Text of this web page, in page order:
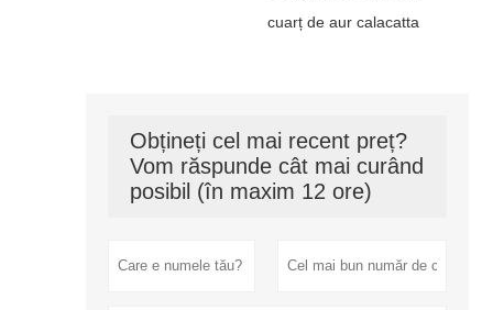
cuarț de aur calacatta
Obțineți cel mai recent preț?
Vom răspunde cât mai curând
posibil (în maxim 12 ore)